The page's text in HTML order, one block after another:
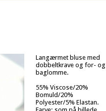
Langærmet bluse med
dobbeltkrave og for- og
baglomme.
55% Viscose/20%
Bomuld/20%
Polyester/5% Elastan.